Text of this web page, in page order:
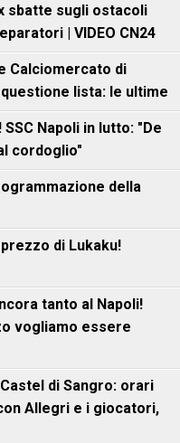
sbatte sugli ostacoli
| VIDEO CN24
Calciomercato di
lista: le ultime
Napoli in lutto: "De
cordoglio"
della
di Lukaku!
tanto al Napoli!
vogliamo essere
di Sangro: orari
Allegri e i giocatori,